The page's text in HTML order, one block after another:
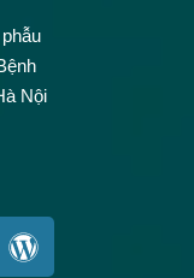
Nội